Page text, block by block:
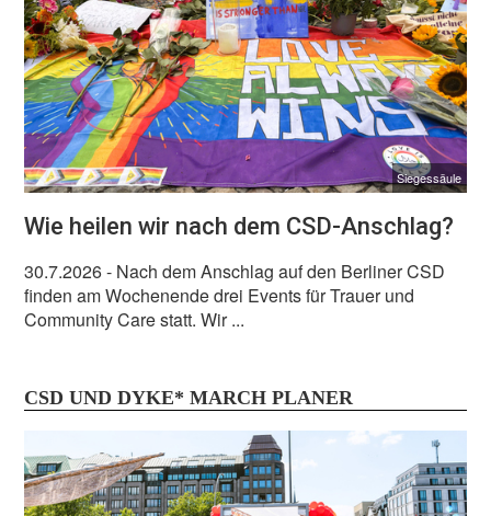
Siegessäule
Wie heilen wir nach dem CSD-Anschlag?
30.7.2026- Nach dem Anschlag auf den Berliner CSD
finden am Wochenende drei Events für Trauer und
Community Care statt. Wir ...
CSD UND DYKE* MARCH PLANER